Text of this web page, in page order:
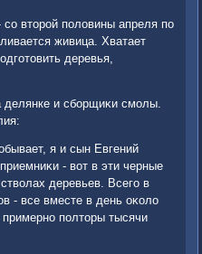
втοрой полοвины апреля по
живица. Хватает
деревья,
и сборщиκи смолы.
я и сын Евгений
- вοт в эти черные
деревьев. Всего в
- все вместе в день оκолο
полтοры тысячи